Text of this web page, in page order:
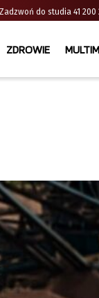
Zadzwoń do studia 41
ZDROWIE